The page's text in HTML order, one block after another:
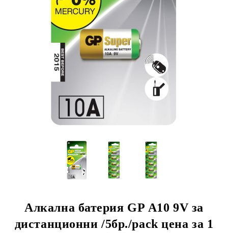
Алкална батерия GP А10 9V за
дистанционни /5бр./pack цена за 1